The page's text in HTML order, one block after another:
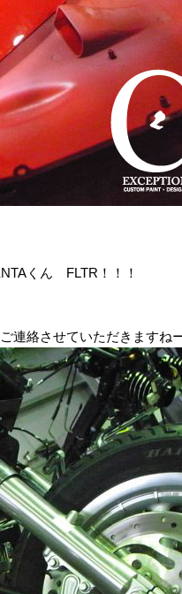
くん FLTR！！！
連絡させていただきますね